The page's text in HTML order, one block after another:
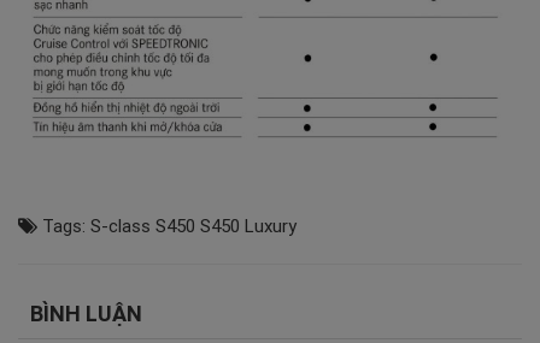
Tags: S-class S450 S450 Luxury
BÌNH LUẬN